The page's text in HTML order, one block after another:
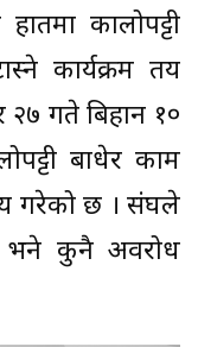
कालोपट्टी
कार्यक्रम तय
गते बिहान १०
बाधेर काम
गरेको छ । संघले
भने कुनै अवरोध